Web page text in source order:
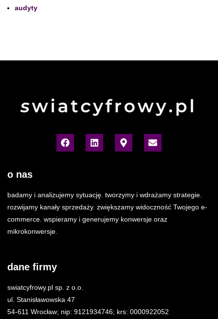
audyty
o nas
badamy i analizujemy sytuację. tworzymy i wdrażamy strategie.
rozwijamy kanały sprzedaży. zwiększamy widoczność Twojego e-
commerce. wspieramy i generujemy konwersje oraz
mikrokonwersje.
dane firmy
swiatcyfrowy.pl sp. z o.o.
ul. Stanisławowska 47
54-611 Wrocław; nip: 9121934746; krs: 0000922052